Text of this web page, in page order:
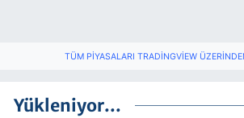
TÜM PIYASALARI TRADINGVIEW
Yükleniyor...